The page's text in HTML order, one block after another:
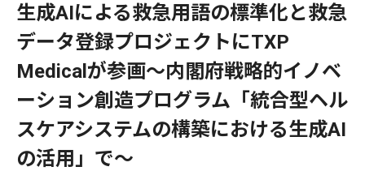
生成AIによる救急用語の標準化と救急
データ登録プロジェクトにTXP
Medicalが参画〜内閣府戦略的イノベ
ーション創造プログラム「統合型ヘル
スケアシステムの構築における生成AI
の活用」で〜